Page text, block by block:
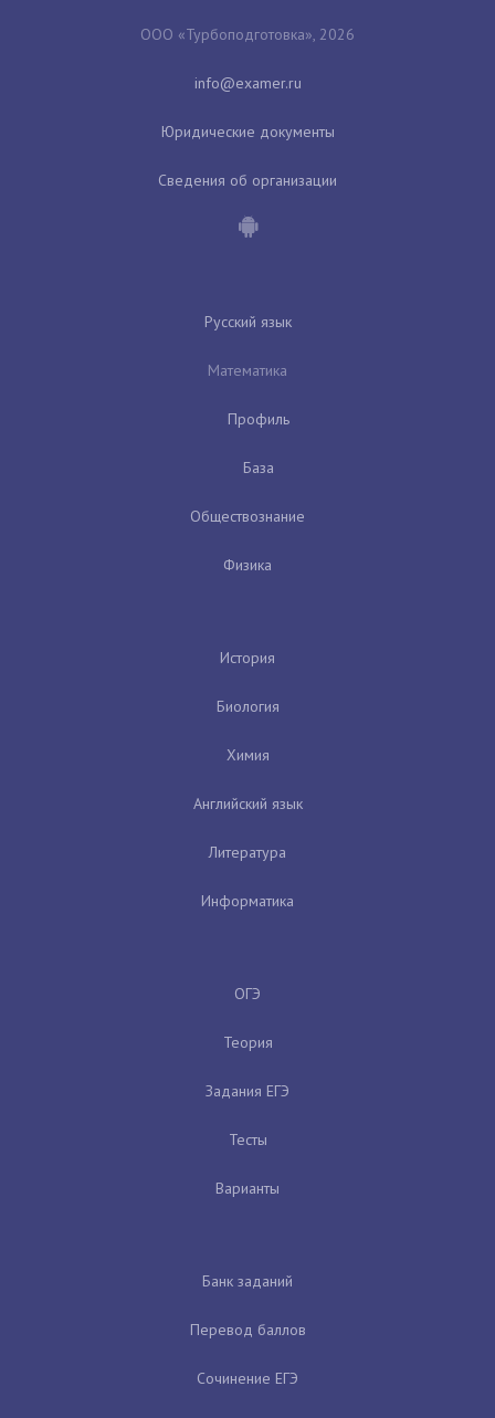
ООО «Турбоподготовка», 2026
Юридические документы
Сведения об организации
Русский язык
Математика
Профиль
База
Обществознание
Физика
История
Биология
Химия
Английский язык
Литература
Информатика
ОГЭ
Теория
Задания ЕГЭ
Тесты
Варианты
Банк заданий
Перевод баллов
Сочинение ЕГЭ